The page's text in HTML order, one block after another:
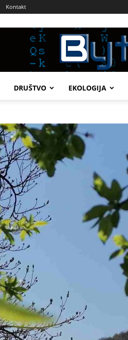
Kontakt
DRUŠTVO EKOLOGIJA